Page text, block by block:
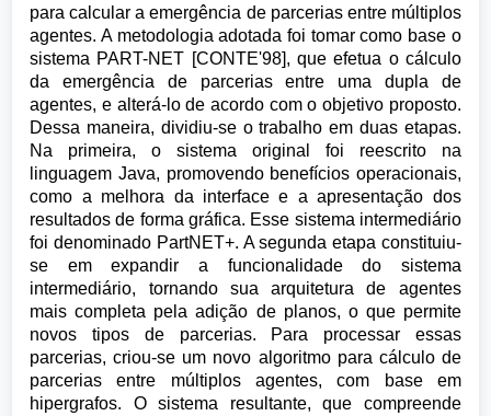
para calcular a emergência de parcerias entre múltiplos
agentes. A metodologia adotada foi tomar como base o
sistema PART-NET [CONTE'98], que efetua o cálculo
da emergência de parcerias entre uma dupla de
agentes, e alterá-lo de acordo com o objetivo proposto.
Dessa maneira, dividiu-se o trabalho em duas etapas.
Na primeira, o sistema original foi reescrito na
linguagem Java, promovendo benefícios operacionais,
como a melhora da interface e a apresentação dos
resultados de forma gráfica. Esse sistema intermediário
foi denominado PartNET+. A segunda etapa constituiu-
se em expandir a funcionalidade do sistema
intermediário, tornando sua arquitetura de agentes
mais completa pela adição de planos, o que permite
novos tipos de parcerias. Para processar essas
parcerias, criou-se um novo algoritmo para cálculo de
parcerias entre múltiplos agentes, com base em
hipergrafos. O sistema resultante, que compreende